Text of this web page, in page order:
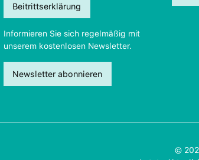
Beitrittserklärung
Informieren Sie sich regelmäßig mit
unserem kostenlosen Newsletter.
Newsletter abonnieren
©